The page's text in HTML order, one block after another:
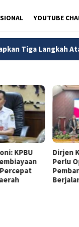
YOUTUBE
Kesulitan
KPBU
Dirjen
Perlu